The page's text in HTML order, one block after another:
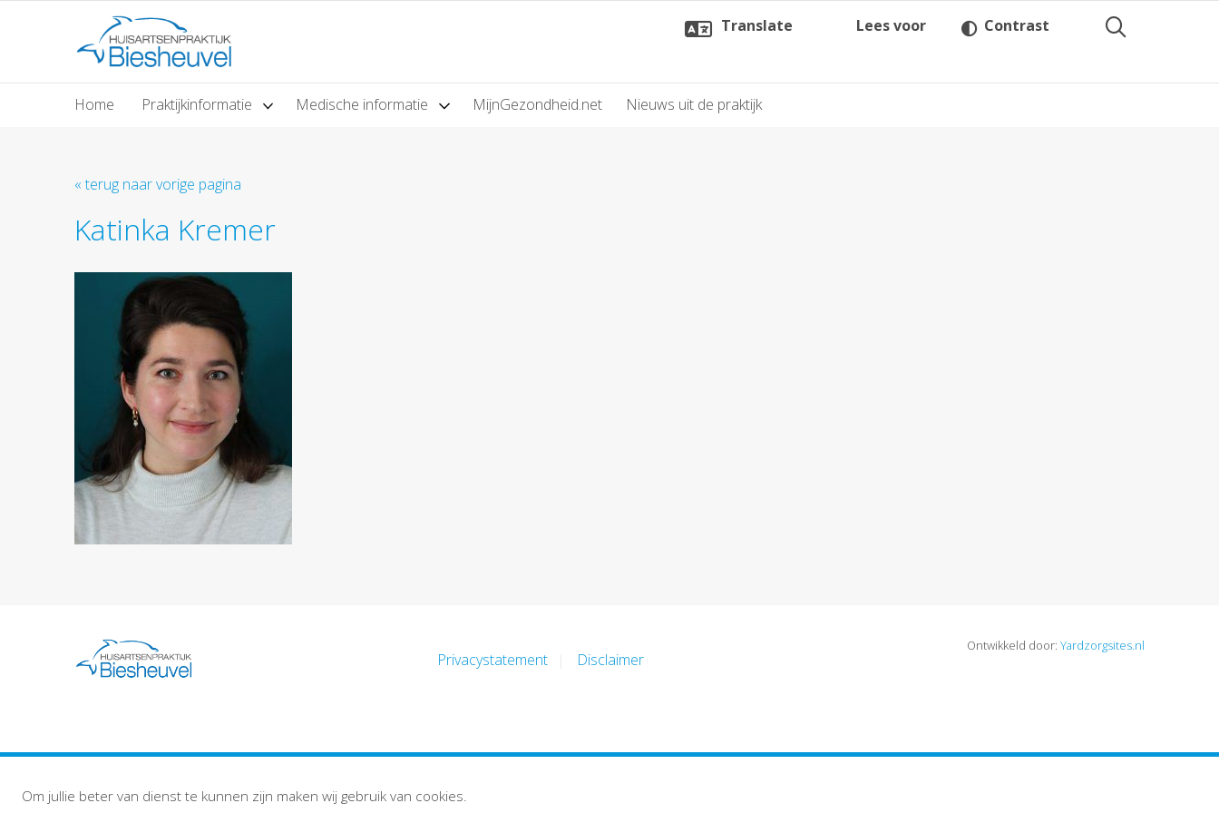
Translate Lees voor Contrast
Home Praktijkinformatie Medische informatie MijnGezondheid.net Nieuws uit de praktijk
« terug naar vorige pagina
Katinka Kremer
Privacystatement Disclaimer
Ontwikkeld door: Yardzorgsites.nl
Om jullie beter van dienst te kunnen zijn maken wij gebruik van cookies.